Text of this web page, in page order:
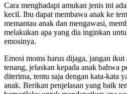
Cara menghadapi amukan jenis ini
kecil. Ibu dapat membawa anak ke
memantau anak dan mengawasi,
melakukan apa yang dia inginkan
emosinya.
Emosi moms harus dijaga, jangan
tenang, jelaskan kepada anak bahwa
diterima, tentu saja dengan kata-kata
anak. Berikan penjelasan yang baik